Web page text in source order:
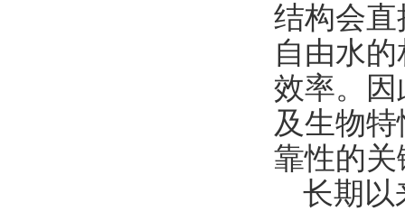
结构会
自由水
效率。
及生物
靠性的
长期以